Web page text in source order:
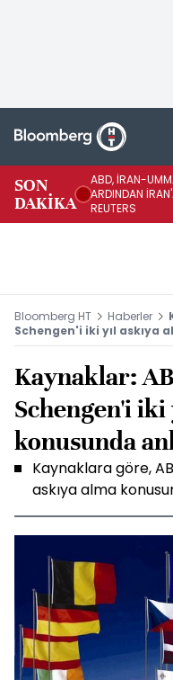
SON
DAKİKA
ABD, İRAN-
ARDINDAN
REUTERS
Bloomberg HT Haberler
Schengen'i iki yıl askıya
Kaynaklar:
Schengen'i iki
konusunda
Kaynaklara göre,
askıya alma